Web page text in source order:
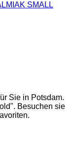
SMALL
Sie in Potsdam.
Besuchen sie